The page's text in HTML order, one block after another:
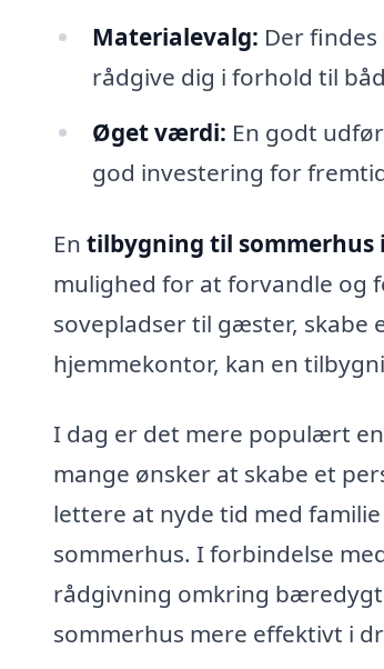
Materialevalg: Der
rådgive dig i forhold til
Øget værdi: En godt
god investering for
En tilbygning til sommerhus
mulighed for at forvandle og
sovepladser til gæster,
hjemmekontor, kan en
I dag er det mere populært
mange ønsker at skabe et
lettere at nyde tid med
sommerhus. I forbindelse
rådgivning omkring
sommerhus mere effektivt i